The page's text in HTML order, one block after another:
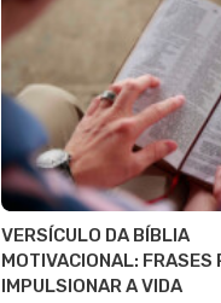
VERSÍCULO DA BÍBLIA
MOTIVACIONAL: FRASES
IMPULSIONAR A VIDA